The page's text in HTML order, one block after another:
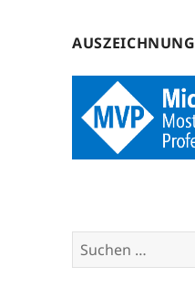
AUSZEICHNUNG
Suchen
nach: